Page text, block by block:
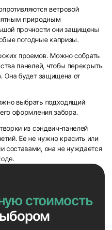
ветровой
природным
прочности они защищены
погодные капризы.
проемов. Можно собрать
панелей, чтобы перекрыть
Она будет защищена от
выбрать подходящий
оформления забора.
из сэндвич-панелей
Ее не нужно красить или
составами, она не нуждается
стоимость